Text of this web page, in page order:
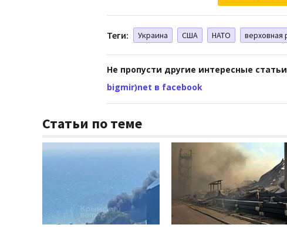
Теги: Украина США НАТО верховная
Не пропусти другие интересные
bigmir)net в facebook
Статьи по теме